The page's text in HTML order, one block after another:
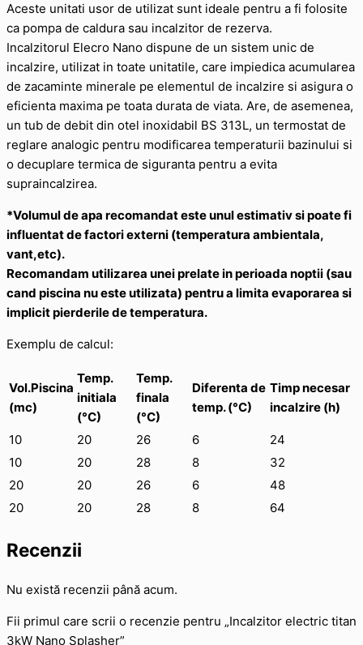
Aceste unitati usor de utilizat sunt ideale pentru a fi folosite
ca pompa de caldura sau incalzitor de rezerva.
Incalzitorul Elecro Nano dispune de un sistem unic de
incalzire, utilizat in toate unitatile, care impiedica acumularea
de zacaminte minerale pe elementul de incalzire si asigura o
eficienta maxima pe toata durata de viata. Are, de asemenea,
un tub de debit din otel inoxidabil BS 313L, un termostat de
reglare analogic pentru modificarea temperaturii bazinului si
o decuplare termica de siguranta pentru a evita
supraincalzirea.
*Volumul de apa recomandat este unul estimativ si poate fi
influentat de factori externi (temperatura ambientala,
vant,etc).
Recomandam utilizarea unei prelate in perioada noptii (sau
cand piscina nu este utilizata) pentru a limita evaporarea si
implicit pierderile de temperatura.
Exemplu de calcul:
Vol.Piscina
(mc)
Temp.
initiala
(°C)
Temp.
finala
(°C)
Diferenta de
temp. (°C)
Timp necesar
incalzire (h)
10 20 26 6
24
10
20 28 8
32
20
20 26 6
48
20
20 28 8 64
Recenzii
Nu există recenzii până acum.
Fii primul care scrii o recenzie pentru „Incalzitor electric titan
3kW Nano Splasher”